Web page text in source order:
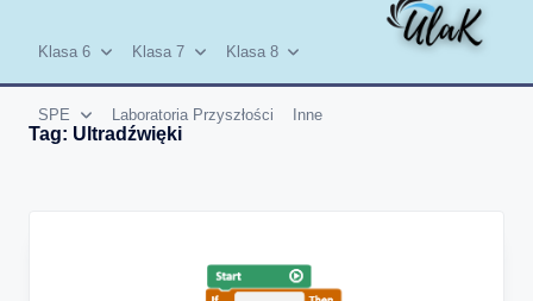
Klasa 6 Klasa 7 Klasa 8
SPE Laboratoria Przyszłości Inne
Tag: Ultradźwięki